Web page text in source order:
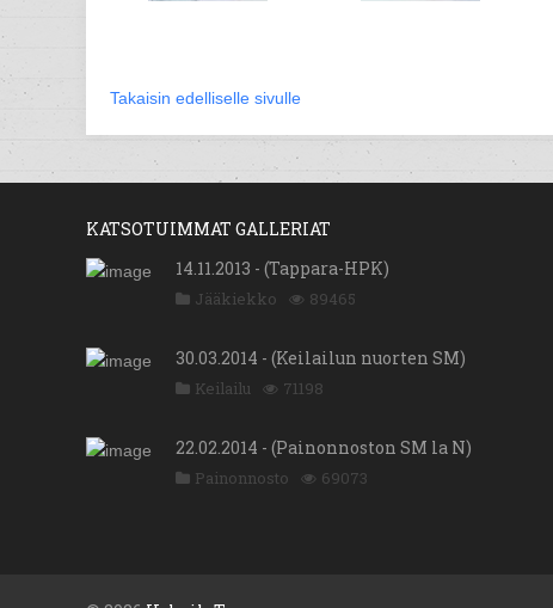
Takaisin edelliselle sivulle
KATSOTUIMMAT GALLERIAT
14.11.2013 - (Tappara-HPK)
Jääkiekko 89465
30.03.2014 - (Keilailun nuorten SM)
Keilailu 71198
22.02.2014 - (Painonnoston SM la N)
Painonnosto 69073